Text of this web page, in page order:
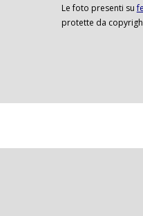
Le foto presenti su
protette da